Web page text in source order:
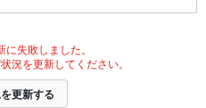
失敗しました。
況を更新してください。
更新する